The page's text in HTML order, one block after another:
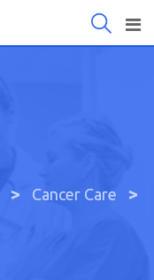
> Cancer Care >